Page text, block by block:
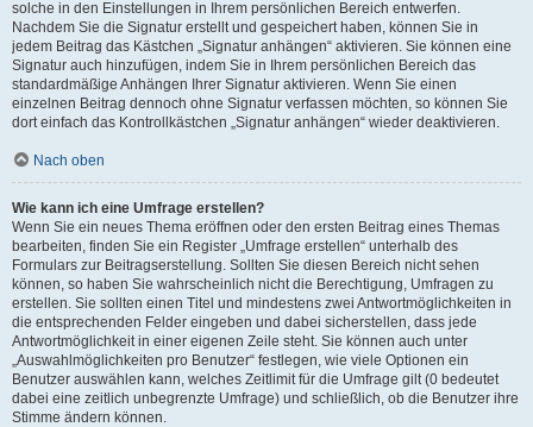
solche in den Einstellungen in Ihrem persönlichen Bereich entwerfen.
Nachdem Sie die Signatur erstellt und gespeichert haben, können Sie in
jedem Beitrag das Kästchen „Signatur anhängen“ aktivieren. Sie können eine
Signatur auch hinzufügen, indem Sie in Ihrem persönlichen Bereich das
standardmäßige Anhängen Ihrer Signatur aktivieren. Wenn Sie einen
einzelnen Beitrag dennoch ohne Signatur verfassen möchten, so können Sie
dort einfach das Kontrollkästchen „Signatur anhängen“ wieder deaktivieren.
Nach oben
Wie kann ich eine Umfrage erstellen?
Wenn Sie ein neues Thema eröffnen oder den ersten Beitrag eines Themas
bearbeiten, finden Sie ein Register „Umfrage erstellen“ unterhalb des
Formulars zur Beitragserstellung. Sollten Sie diesen Bereich nicht sehen
können, so haben Sie wahrscheinlich nicht die Berechtigung, Umfragen zu
erstellen. Sie sollten einen Titel und mindestens zwei Antwortmöglichkeiten in
die entsprechenden Felder eingeben und dabei sicherstellen, dass jede
Antwortmöglichkeit in einer eigenen Zeile steht. Sie können auch unter
„Auswahlmöglichkeiten pro Benutzer“ festlegen, wie viele Optionen ein
Benutzer auswählen kann, welches Zeitlimit für die Umfrage gilt (0 bedeutet
dabei eine zeitlich unbegrenzte Umfrage) und schließlich, ob die Benutzer ihre
Stimme ändern können.